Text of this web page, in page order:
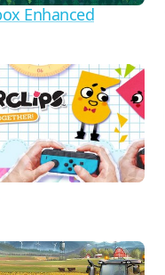
Enhanced